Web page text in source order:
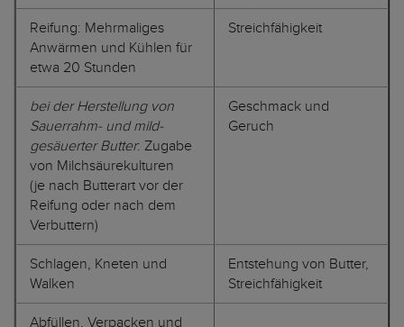
Reifung: Mehrmaliges
Anwärmen und Kühlen für
etwa 20 Stunden
Streichfähigkeit
bei der Herstellung von
Sauerrahm- und mild-
gesäuerter Butter: Zugabe
von Milchsäurekulturen
(je nach Butterart vor der
Reifung oder nach dem
Verbuttern)
Geschmack und
Geruch
Schlagen, Kneten und
Walken
Entstehung von Butter,
Streichfähigkeit
Abfüllen, Verpacken und